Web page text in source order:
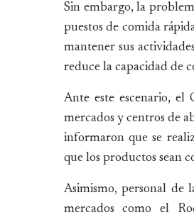
Sin embargo, la
puestos de comida
mantener sus
reduce la capacidad de
Ante este escenario,
mercados y centros de
informaron que se
que los productos sean
Asimismo, personal de
mercados como el